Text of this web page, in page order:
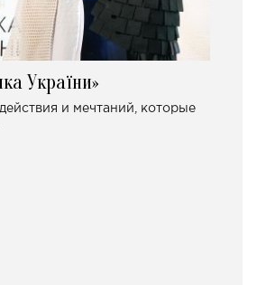
України»
и мечтаний, которые